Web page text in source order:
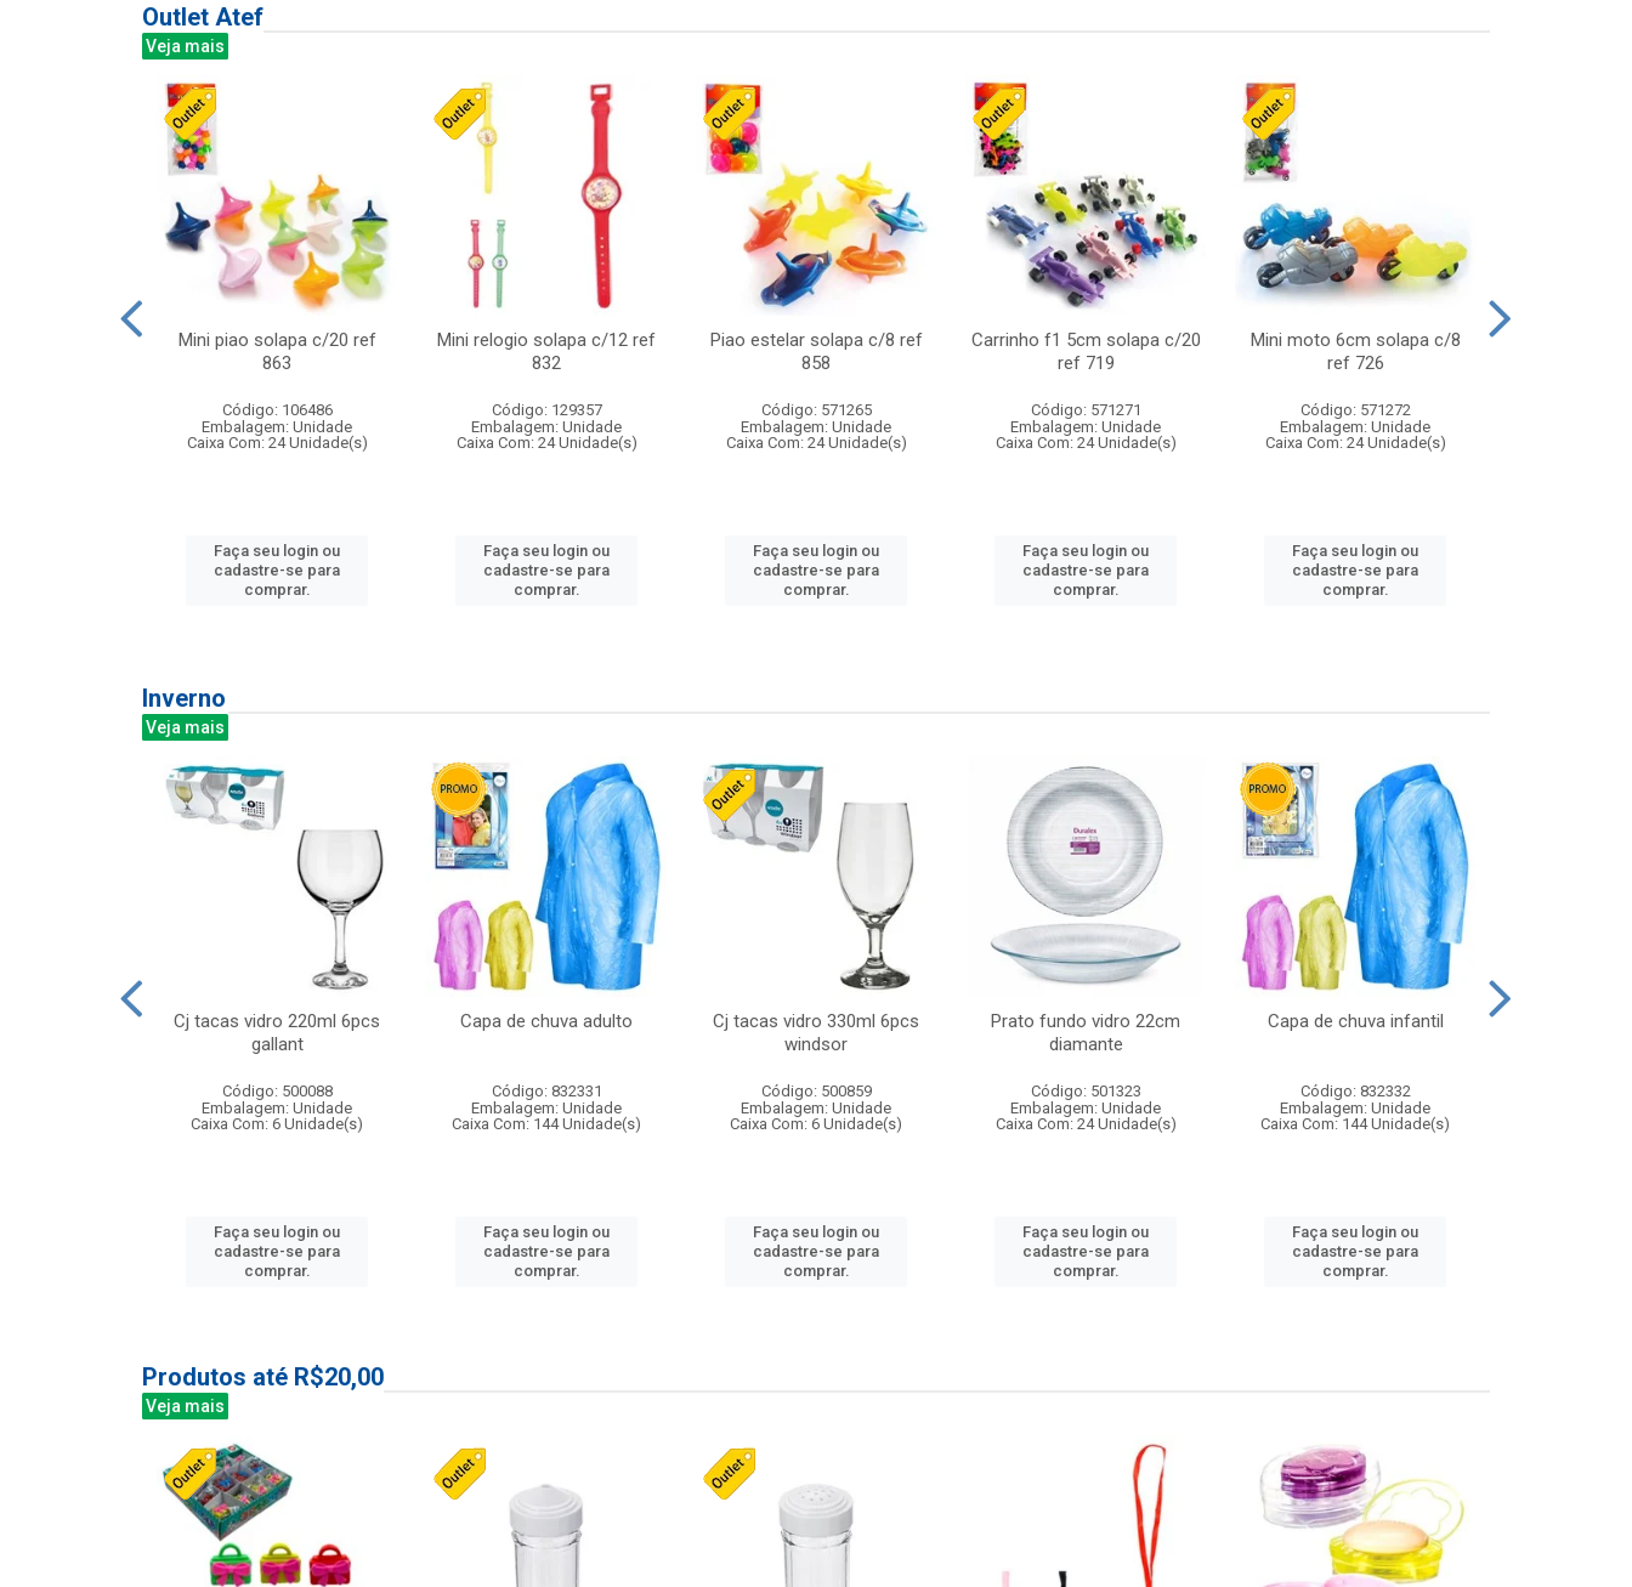
Outlet Atef
Veja mais
Mini piao solapa c/20 ref
863
Código: 106486
Embalagem: Unidade
Caixa Com: 24 Unidade(s)
Faça seu login ou
cadastre-se para
comprar.
Mini relogio solapa c/12 ref
832
Código: 129357
Embalagem: Unidade
Caixa Com: 24 Unidade(s)
Faça seu login ou
cadastre-se para
comprar.
Piao estelar solapa c/8 ref
858
Código: 571265
Embalagem: Unidade
Caixa Com: 24 Unidade(s)
Faça seu login ou
cadastre-se para
comprar.
Carrinho f1 5cm solapa c/20
ref 719
Código: 571271
Embalagem: Unidade
Caixa Com: 24 Unidade(s)
Faça seu login ou
cadastre-se para
comprar.
Mini moto 6cm solapa c/8
ref 726
Código: 571272
Embalagem: Unidade
Caixa Com: 24 Unidade(s)
Faça seu login ou
cadastre-se para
comprar.
Inverno
Veja mais
Cj tacas vidro 220ml 6pcs
gallant
Código: 500088
Embalagem: Unidade
Caixa Com: 6 Unidade(s)
Faça seu login ou
cadastre-se para
comprar.
Capa de chuva adulto
Código: 832331
Embalagem: Unidade
Caixa Com: 144 Unidade(s)
Faça seu login ou
cadastre-se para
comprar.
Cj tacas vidro 330ml 6pcs
windsor
Código: 500859
Embalagem: Unidade
Caixa Com: 6 Unidade(s)
Faça seu login ou
cadastre-se para
comprar.
Prato fundo vidro 22cm
diamante
Código: 501323
Embalagem: Unidade
Caixa Com: 24 Unidade(s)
Faça seu login ou
cadastre-se para
comprar.
Capa de chuva infantil
Código: 832332
Embalagem: Unidade
Caixa Com: 144 Unidade(s)
Faça seu login ou
cadastre-se para
comprar.
Produtos até R$20,00
Veja mais